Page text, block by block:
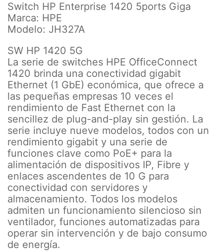
Switch HP Enterprise 1420 5ports Giga
Marca: HPE
Modelo: JH327A
SW HP 1420 5G
La serie de switches HPE OfficeConnect
1420 brinda una conectividad gigabit
Ethernet (1 GbE) económica, que ofrece a
las pequeñas empresas 10 veces el
rendimiento de Fast Ethernet con la
sencillez de plug-and-play sin gestión. La
serie incluye nueve modelos, todos con un
rendimiento gigabit y una serie de
funciones clave como PoE+ para la
alimentación de dispositivos IP, Fibre y
enlaces ascendentes de 10 G para
conectividad con servidores y
almacenamiento. Todos los modelos
admiten un funcionamiento silencioso sin
ventilador, funciones automatizadas para
operar sin intervención y de bajo consumo
de energía.